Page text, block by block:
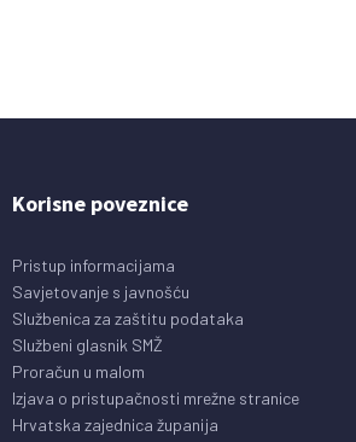
Korisne poveznice
Pristup informacijama
Savjetovanje s javnošću
Službenica za zaštitu podataka
Službeni glasnik SMŽ
Proračun u malom
Izjava o pristupačnosti mrežne stranice
Hrvatska zajednica županija